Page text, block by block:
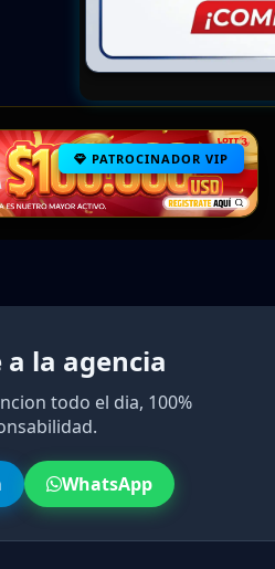
PATROCINADOR VIP
a la agencia
todo el dia, 100%
WhatsApp